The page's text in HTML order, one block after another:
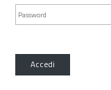
Accedi